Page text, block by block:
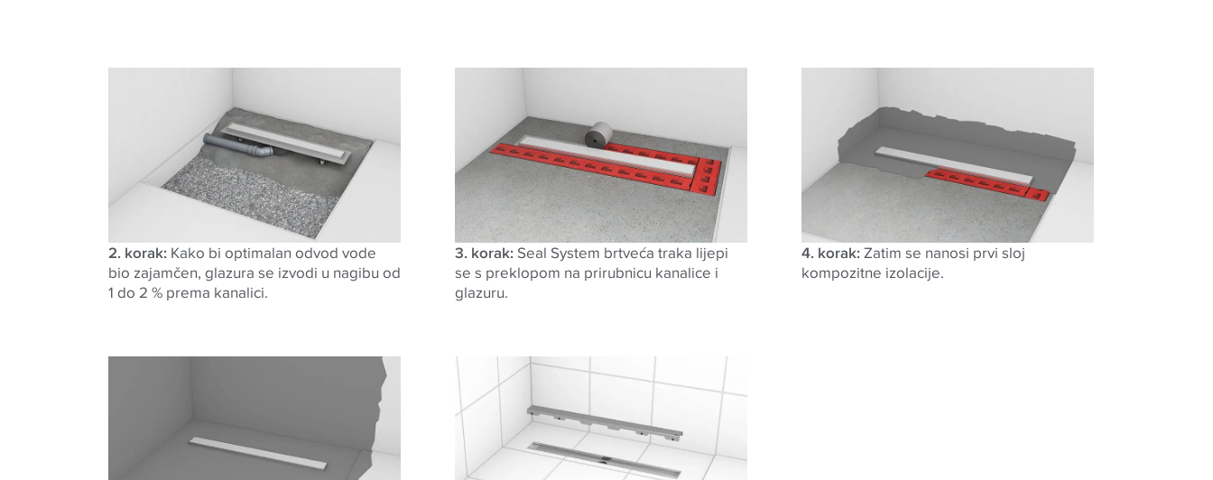
2. korak: Kako bi optimalan odvod vode
bio zajamčen, glazura se izvodi u nagibu od
1 do 2 % prema kanalici.
3. korak:Seal System brtveća traka lijepi
se s preklopom na prirubnicu kanalice i
glazuru.
4. korak:Zatim se nanosi prvi sloj
kompozitne izolacije.